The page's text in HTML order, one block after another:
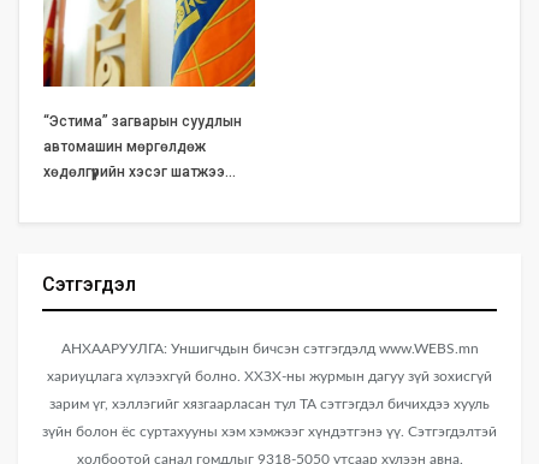
“Эстима” загварын суудлын
автомашин мөргөлдөж
хөдөлгүүрийн хэсэг шатжээ…
Сэтгэгдэл
АНХААРУУЛГА: Уншигчдын бичсэн сэтгэгдэлд www.WEBS.mn
хариуцлага хүлээхгүй болно. ХХЗХ-ны журмын дагуу зүй зохисгүй
зарим үг, хэллэгийг хязгаарласан тул ТА сэтгэгдэл бичихдээ хууль
зүйн болон ёс суртахууны хэм хэмжээг хүндэтгэнэ үү. Сэтгэгдэлтэй
холбоотой санал гомдлыг 9318-5050 утсаар хүлээн авна.